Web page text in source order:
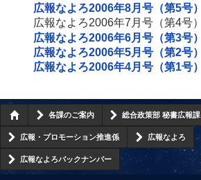
広報なよろ2006年8月号（第5号）
広報なよろ2006年7月号（第4号）
広報なよろ2006年6月号（第3号）
広報なよろ2006年5月号（第2号）
広報なよろ2006年4月号（第1号）
各課のご案内 総合政策部 秘書広報課
広報・プロモーション推進係 広報なよろ
広報なよろバックナンバー